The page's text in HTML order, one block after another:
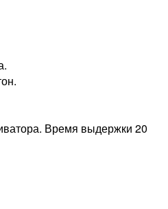
Время выдержки 20